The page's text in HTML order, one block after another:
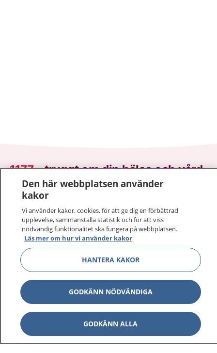
1177–tryggt om din hälsa och vård
På 1177.se får du råd om hälsa och information om
Logga in för att läsa din journal och göra dina
vårdärenden. Ring telefonnummer 1177 för
sjukvårdsrådgivning dygnet runt.
1177 ger dig råd när du vill må bättre.
1177 på flera språk Visa
Om 1177 Visa
Den här webbplatsen använder
kakor
Vi använder kakor, cookies, för att ge dig en förbättrad
upplevelse, sammanställa statistik och för att viss
nödvändig funktionalitet ska fungera på webbplatsen.
Läs mer om hur vi använder kakor
HANTERA KAKOR
GODKÄNN NÖDVÄNDIGA
GODKÄNN ALLA